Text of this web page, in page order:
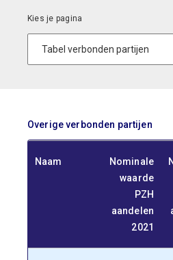
Overige verbonden partijen
Naam
Nominale
waarde
PZH
aandelen
2021